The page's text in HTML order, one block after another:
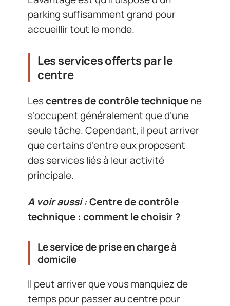
parking suffisamment grand pour
accueillir tout le monde.
Les services offerts par le
centre
Lescentres de contrôle techniquene
s’occupent généralement que d’une
seule tâche. Cependant, il peut arriver
que certains d’entre eux proposent
des services liés à leur activité
principale.
A voir aussi :Centre de contrôle
technique : comment le choisir ?
Le service de prise en charge à
domicile
Il peut arriver que vous manquiez de
temps pour passer au centre pour